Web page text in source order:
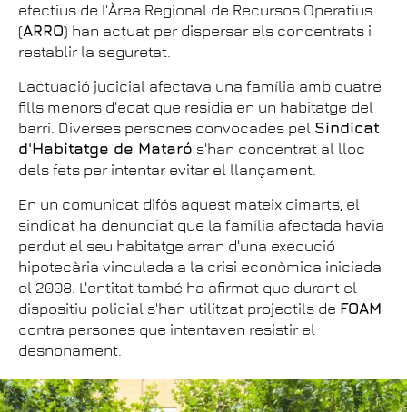
efectius de l'Àrea Regional de Recursos Operatius
(ARRO) han actuat per dispersar els concentrats i
restablir la seguretat.
L'actuació judicial afectava una família amb quatre
fills menors d'edat que residia en un habitatge del
barri. Diverses persones convocades pel Sindicat
d'Habitatge de Mataró s'han concentrat al lloc
dels fets per intentar evitar el llançament.
En un comunicat difós aquest mateix dimarts, el
sindicat ha denunciat que la família afectada havia
perdut el seu habitatge arran d'una execució
hipotecària vinculada a la crisi econòmica iniciada
el 2008. L'entitat també ha afirmat que durant el
dispositiu policial s'han utilitzat projectils de FOAM
contra persones que intentaven resistir el
desnonament.